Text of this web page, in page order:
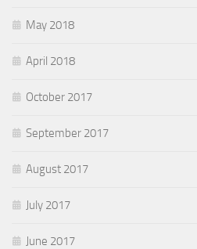
May 2018
April 2018
October 2017
September 2017
August 2017
July 2017
June 2017